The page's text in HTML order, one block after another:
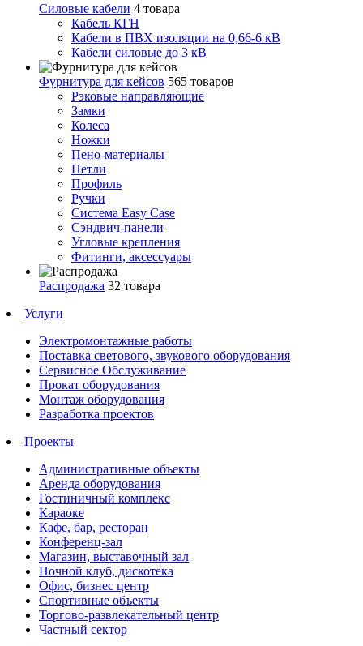
Силовые кабели 4 товара
Кабель КГН
Кабели в ПВХ изоляции на 0,66-6 кВ
Кабели силовые до 3 кВ
Фурнитура для кейсов 565 товаров
Рэковые направляющие
Замки
Колеса
Ножки
Пено-материалы
Петли
Профиль
Ручки
Система Easy Case
Сэндвич-панели
Угловые крепления
Фитинги, аксессуары
Распродажа 32 товара
Услуги
Электромонтажные работы
Поставка светового, звукового оборудования
Сервисное Обслуживание
Прокат оборудования
Монтаж оборудования
Разработка проектов
Проекты
Административные объекты
Аренда оборудования
Гостиничный комплекс
Караоке
Кафе, бар, ресторан
Конференц-зал
Магазин, выставочный зал
Ночной клуб, дискотека
Офис, бизнес центр
Спортивные объекты
Торгово-развлекательный центр
Частный сектор